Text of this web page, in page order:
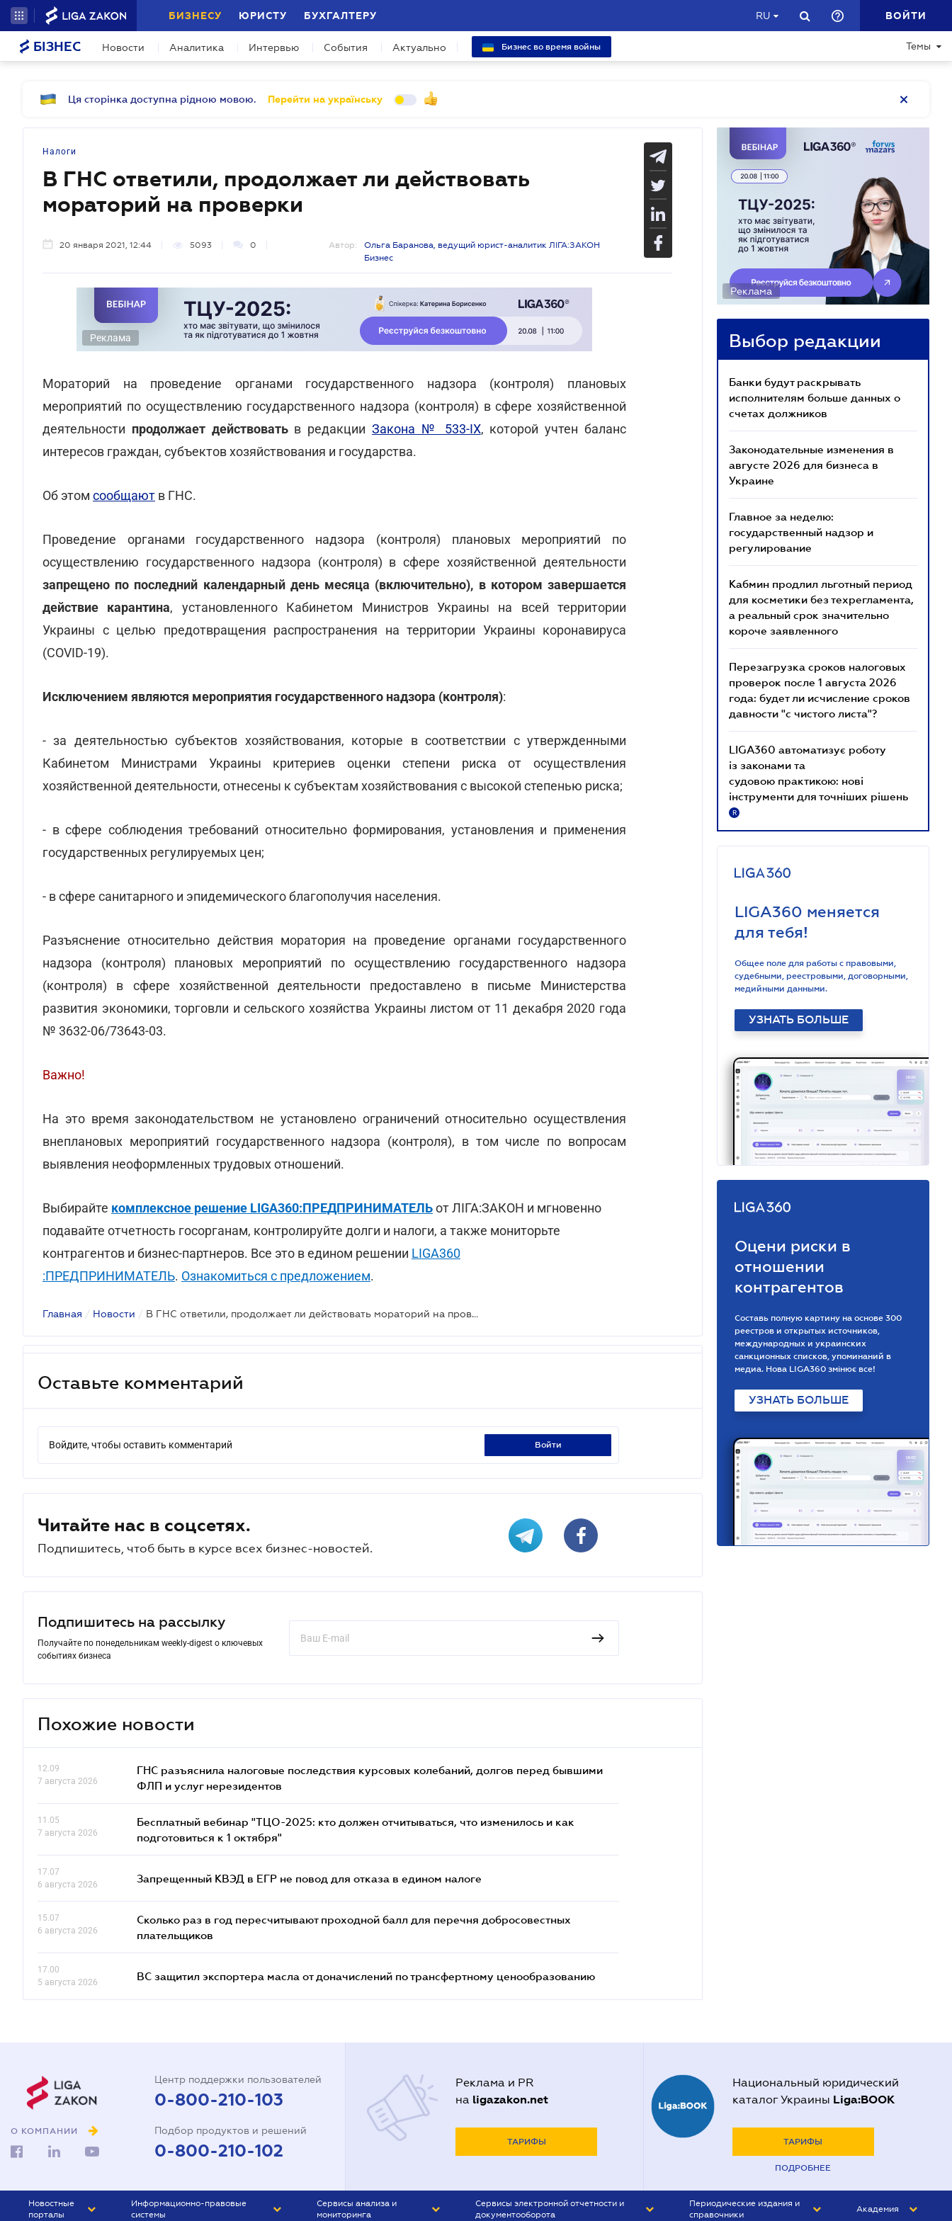
БИЗНЕСУ ЮРИСТУ БУХГАЛТЕРУ RU ВОЙТИ
БІЗНЕС Новости Аналитика Интервью События Актуально Бизнес во время войны Темы
Ця сторінка доступна рідною мовою. Перейти на українську
Налоги
В ГНС ответили, продолжает ли действовать
мораторий на проверки
20 января 2021, 12:44 5093 0 Автор:
Ольга Баранова, ведущий юрист-аналитик ЛІГА:ЗАКОН
Бизнес
Реклама
Мораторий на проведение органами государственного надзора (контроля) плановых
мероприятий по осуществлению государственного надзора (контроля) в сфере хозяйственной
деятельности продолжает действовать в редакцииЗакона № 533-ІХ, которой учтен баланс
интересов граждан, субъектов хозяйствования и государства.
Об этом сообщают в ГНС.
Проведение органами государственного надзора (контроля) плановых мероприятий по
осуществлению государственного надзора (контроля) в сфере хозяйственной деятельности
запрещено по последний календарный день месяца (включительно), в котором завершается
действие карантина, установленного Кабинетом Министров Украины на всей территории
Украины с целью предотвращения распространения на территории Украины коронавируса
(COVID-19).
Исключением являются мероприятия государственного надзора (контроля):
- за деятельностью субъектов хозяйствования, которые в соответствии с утвержденными
Кабинетом Министрами Украины критериев оценки степени риска от осуществления
хозяйственной деятельности, отнесены к субъектам хозяйствования с высокой степенью риска;
- в сфере соблюдения требований относительно формирования, установления и применения
государственных регулируемых цен;
- в сфере санитарного и эпидемического благополучия населения.
Разъяснение относительно действия моратория на проведение органами государственного
надзора (контроля) плановых мероприятий по осуществлению государственного надзора
(контроля) в сфере хозяйственной деятельности предоставлено в письме Министерства
развития экономики, торговли и сельского хозяйства Украины листом от 11 декабря 2020 года
№ 3632-06/73643-03.
Важно!
На это время законодательством не установлено ограничений относительно осуществления
внеплановых мероприятий государственного надзора (контроля), в том числе по вопросам
выявления неоформленных трудовых отношений.
Выбирайте комплексное решение LIGA360:ПРЕДПРИНИМАТЕЛЬот ЛІГА:ЗАКОН и мгновенно
подавайте отчетность госорганам, контролируйте долги и налоги, а также мониторьте
контрагентов и бизнес-партнеров. Все это в едином решении LIGA360
:ПРЕДПРИНИМАТЕЛЬ. Ознакомиться с предложением.
Главная / Новости / В ГНС ответили, продолжает ли действовать мораторий на проверки
Оставьте комментарий
Войдите, чтобы оставить комментарий войти
Читайте нас в соцсетях.
Подпишитесь, чтоб быть в курсе всех бизнес-новостей.
Подпишитесь на рассылку
Получайте по понедельникам weekly-digest о ключевых
событиях бизнеса
Похожие новости
12.09
7 августа 2026
ГНС разъяснила налоговые последствия курсовых колебаний, долгов перед бывшими
ФЛП и услуг нерезидентов
11.05
7 августа 2026
Бесплатный вебинар "ТЦО-2025: кто должен отчитываться, что изменилось и как
подготовиться к 1 октября"
17.07
6 августа 2026
Запрещенный КВЭД в ЕГР не повод для отказа в едином налоге
15.07
6 августа 2026
Сколько раз в год пересчитывают проходной балл для перечня добросовестных
плательщиков
17.00
5 августа 2026
ВС защитил экспортера масла от доначислений по трансфертному ценообразованию
Реклама
Выбор редакции
Банки будут раскрывать
исполнителям больше данных о
счетах должников
Законодательные изменения в
августе 2026 для бизнеса в
Украине
Главное за неделю:
государственный надзор и
регулирование
Кабмин продлил льготный период
для косметики без техрегламента,
а реальный срок значительно
короче заявленного
Перезагрузка сроков налоговых
проверок после 1 августа 2026
года: будет ли исчисление сроков
давности "с чистого листа"?
LIGA360 автоматизує роботу
із законами та
судовою практикою: нові
інструменти для точніших рішень
R
LIGA360 меняется
для тебя!
Общее поле для работы с правовыми,
судебными, реестровыми, договорными,
медийными данными.
УЗНАТЬ БОЛЬШЕ
Оцени риски в
отношении
контрагентов
Составь полную картину на основе 300
реестров и открытых источников,
международных и украинских
санкционных списков, упоминаний в
медиа. Нова LIGA360 змінює все!
УЗНАТЬ БОЛЬШЕ
О КОМПАНИИ
Центр поддержки пользователей
0-800-210-103
Подбор продуктов и решений
0-800-210-102
Реклама и PR
на ligazakon.net
ТАРИФЫ
Национальный юридический
каталог Украины Liga:BOOK
ТАРИФЫ
ПОДРОБНЕЕ
Новостные
порталы
Информационно-правовые
системы
Сервисы анализа и
мониторинга
Сервисы электронной отчетности и
документооборота
Периодические издания и
справочники
Академия